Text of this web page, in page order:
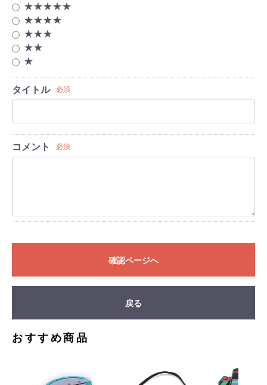
★★★★★
★★★★
★★★
★★
★
タイトル 必須
コメント 必須
確認ページへ
戻る
おすすめ商品